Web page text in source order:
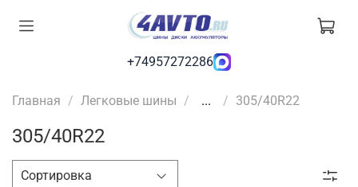
+74957272286
Главная Легковые шины ... 305/40R22
305/40R22